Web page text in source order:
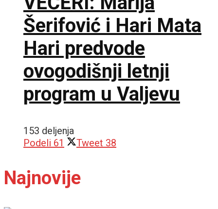
Šerifović i Hari Mata
Hari predvode
ovogodišnji letnji
program u Valjevu
153 deljenja
Podeli 61 Tweet 38
Najnovije